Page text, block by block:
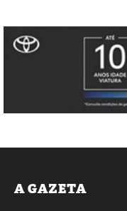
A GAZETA